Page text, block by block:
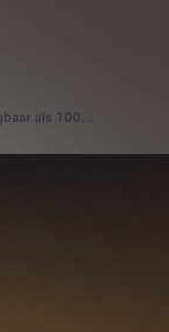
Ook verkrijgbaar als 100% Elektrisch